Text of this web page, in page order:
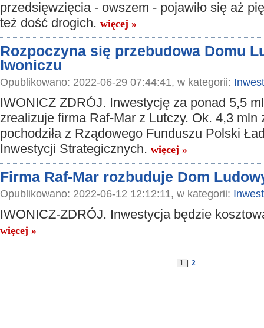
przedsięwzięcia - owszem - pojawiło się aż
też dość drogich. więcej »
Rozpoczyna się przebudowa Domu
Iwoniczu
Opublikowano: 2022-06-29 07:44:41, w kategorii:
IWONICZ ZDRÓJ. Inwestycję za ponad 5,5
zrealizuje firma Raf-Mar z Lutczy. Ok. 4,3 mln
pochodziła z Rządowego Funduszu Polski
Inwestycji Strategicznych. więcej »
Firma Raf-Mar rozbuduje Dom
Opublikowano: 2022-06-12 12:12:11, w kategorii:
IWONICZ-ZDRÓJ. Inwestycja będzie
więcej »
1 2